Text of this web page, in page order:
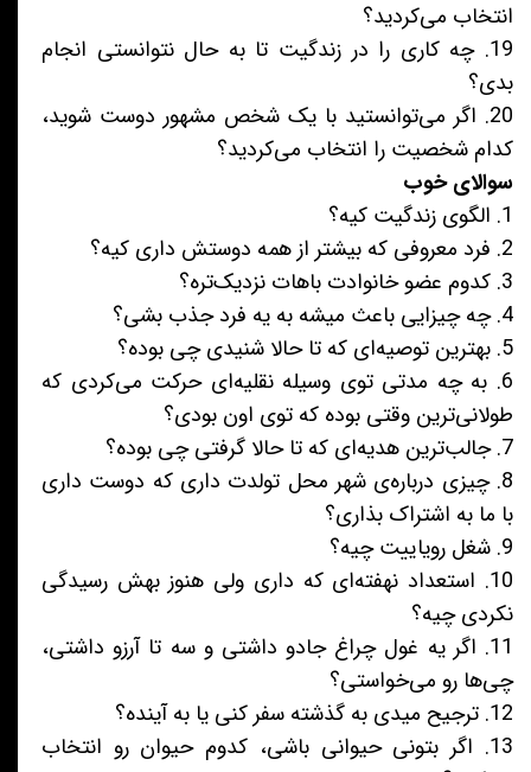
انتخاب می‌کردید؟
19. چه کاری را در زندگیت تا به حال نتوانستی انجام
بدی؟
20. اگر می‌توانستید با یک شخص مشهور دوست شوید،
کدام شخصیت را انتخاب می‌کردید؟
سوالای خوب
1. الگوی زندگیت کیه؟
2. فرد معروفی که بیشتر از همه دوستش داری کیه؟
3. کدوم عضو خانوادت باهات نزدیک‌تره؟
4. چه چیزایی باعث میشه به یه فرد جذب بشی؟
5. بهترین توصیه‌ای که تا حالا شنیدی چی بوده؟
6. به چه مدتی توی وسیله نقلیه‌ای حرکت می‌کردی که
طولانی‌ترین وقتی بوده که توی اون بودی؟
7. جالب‌ترین هدیه‌ای که تا حالا گرفتی چی بوده؟
8. چیزی درباره‌ی شهر محل تولدت داری که دوست داری
با ما به اشتراک بذاری؟
9. شغل رویاییت چیه؟
10. استعداد نهفته‌ای که داری ولی هنوز بهش رسیدگی
نکردی چیه؟
11. اگر یه غول چراغ جادو داشتی و سه تا آرزو داشتی،
چی‌ها رو می‌خواستی؟
12. ترجیح میدی به گذشته سفر کنی یا به آینده؟
13. اگر بتونی حیوانی باشی، کدوم حیوان رو انتخاب